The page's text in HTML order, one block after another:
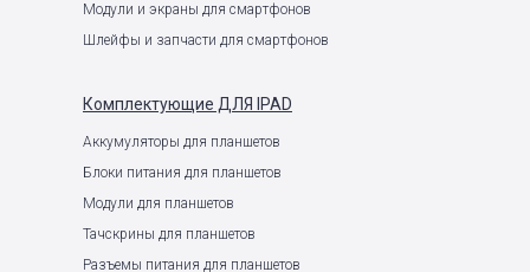
Модули и экраны для смартфонов
Шлейфы и запчасти для смартфонов
Комплектующие ДЛЯ IPAD
Аккумуляторы для планшетов
Блоки питания для планшетов
Модули для планшетов
Тачскрины для планшетов
Разъемы питания для планшетов